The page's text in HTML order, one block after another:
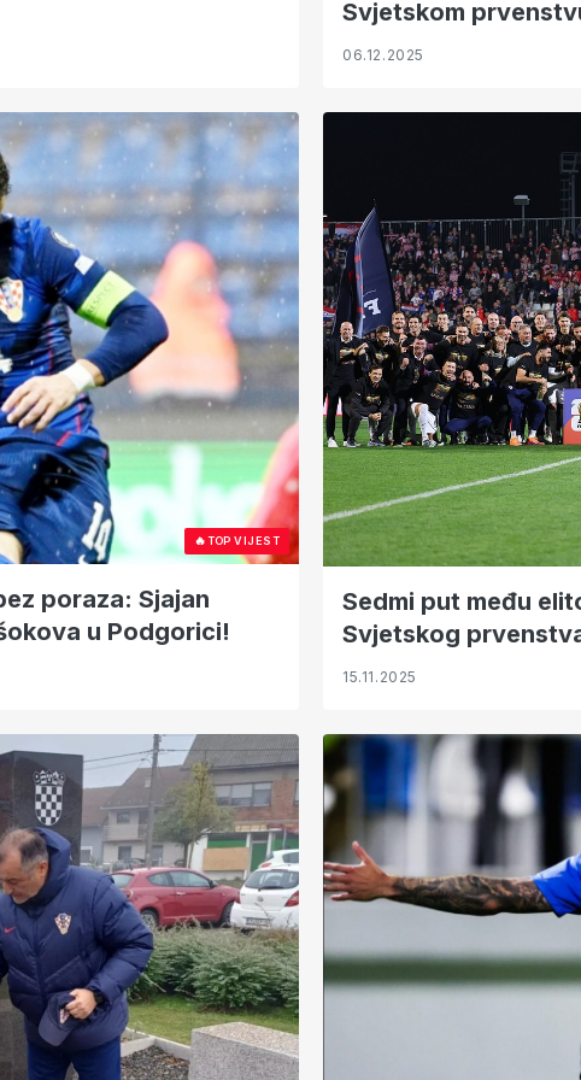
Svjetskom
06.12.2025
🔥TOP VIJEST
poraza: Sjajan
u Podgorici!
Sedmi put među
Svjetskog
15.11.2025